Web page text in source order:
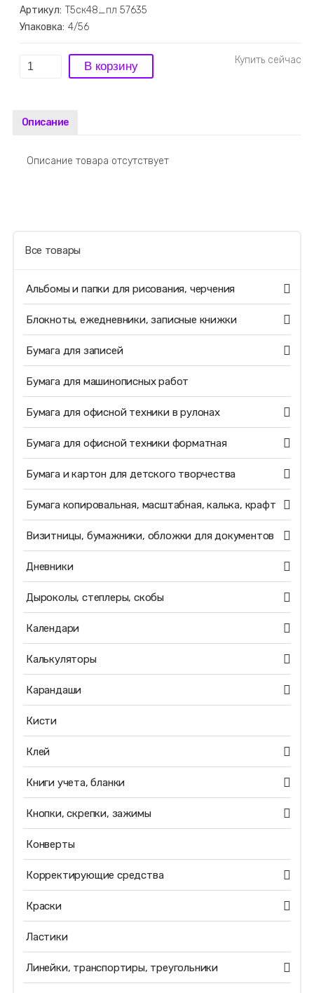
Артикул: Т5ск48_пл 57635
Упаковка: 4/56
Описание
Описание товара отсутствует
Все товары
Альбомы и папки для рисования, черчения
Блокноты, ежедневники, записные книжки
Бумага для записей
Бумага для машинописных работ
Бумага для офисной техники в рулонах
Бумага для офисной техники форматная
Бумага и картон для детского творчества
Бумага копировальная, масштабная, калька, крафт
Визитницы, бумажники, обложки для документов
Дневники
Дыроколы, степлеры, скобы
Календари
Калькуляторы
Карандаши
Кисти
Клей
Книги учета, бланки
Кнопки, скрепки, зажимы
Конверты
Корректирующие средства
Краски
Ластики
Линейки, транспортиры, треугольники